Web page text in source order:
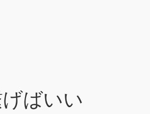
ばいい